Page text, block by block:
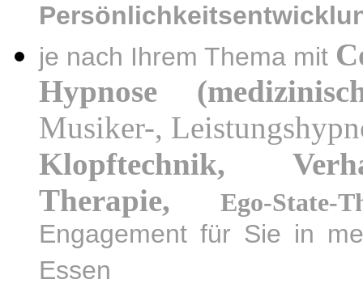
je nach Ihrem Thema mit
Hypnose
Musiker-,
Klopftechnik,
Therapie, Ego-State-
Engagement für Sie in
Essen